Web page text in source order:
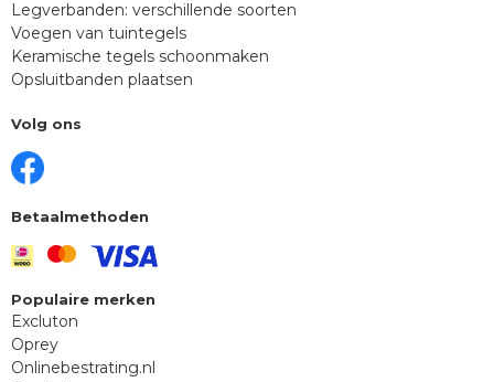
Legverbanden: verschillende soorten
Voegen van tuintegels
Keramische tegels schoonmaken
Opsluitbanden plaatsen
Volg ons
Betaalmethoden
Populaire merken
Excluton
Oprey
Onlinebestrating.nl